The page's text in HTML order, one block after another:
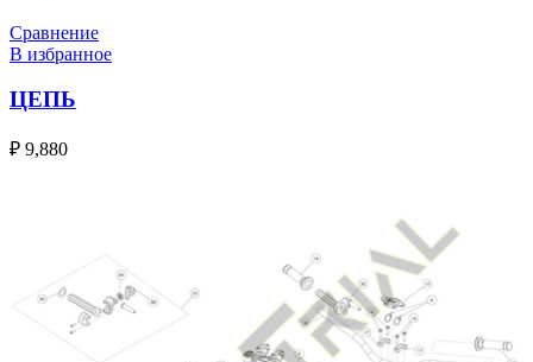
Сравнение
В избранное
ЦЕПЬ
₽ 9,880